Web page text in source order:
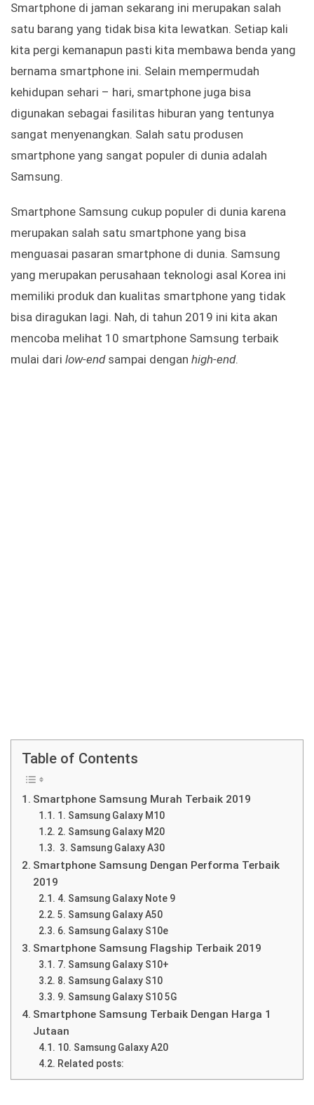
Smartphone di jaman sekarang ini merupakan salah
satu barang yang tidak bisa kita lewatkan. Setiap kali
kita pergi kemanapun pasti kita membawa benda yang
bernama smartphone ini. Selain mempermudah
kehidupan sehari – hari, smartphone juga bisa
digunakan sebagai fasilitas hiburan yang tentunya
sangat menyenangkan. Salah satu produsen
smartphone yang sangat populer di dunia adalah
Samsung.
Smartphone Samsung cukup populer di dunia karena
merupakan salah satu smartphone yang bisa
menguasai pasaran smartphone di dunia. Samsung
yang merupakan perusahaan teknologi asal Korea ini
memiliki produk dan kualitas smartphone yang tidak
bisa diragukan lagi. Nah, di tahun 2019 ini kita akan
mencoba melihat 10 smartphone Samsung terbaik
mulai dari low-endsampai dengan high-end.
Table of Contents
Smartphone Samsung Murah Terbaik 2019
1. Samsung Galaxy M10
2. Samsung Galaxy M20
3. Samsung Galaxy A30
Smartphone Samsung Dengan Performa Terbaik
2019
4. Samsung Galaxy Note 9
5. Samsung Galaxy A50
6. Samsung Galaxy S10e
Smartphone Samsung Flagship Terbaik 2019
7. Samsung Galaxy S10+
8. Samsung Galaxy S10
9. Samsung Galaxy S10 5G
Smartphone Samsung Terbaik Dengan Harga 1
Jutaan
10. Samsung Galaxy A20
Related posts: